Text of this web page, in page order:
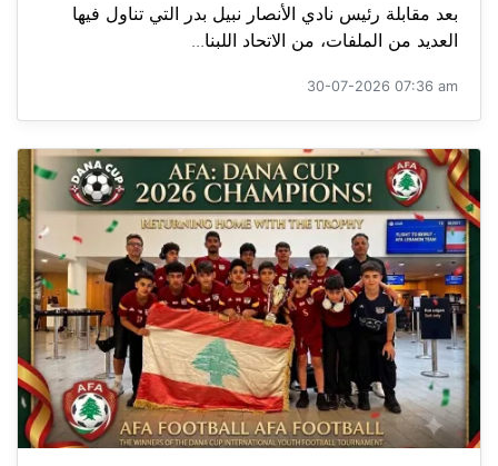
بعد مقابلة رئيس نادي الأنصار نبيل بدر التي تناول فيها
العديد من الملفات، من الاتحاد اللبنا...
30-07-2026 07:36 am